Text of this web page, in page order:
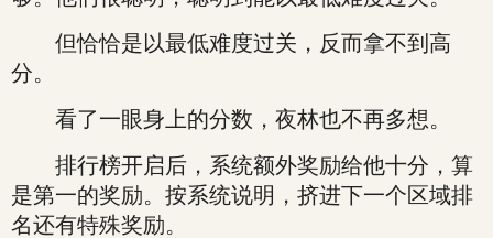
但恰恰是以最低难度过关，反而拿不到高
分。
看了一眼身上的分数，夜林也不再多想。
排行榜开启后，系统额外奖励给他十分，算
是第一的奖励。按系统说明，挤进下一个区域排
名还有特殊奖励。